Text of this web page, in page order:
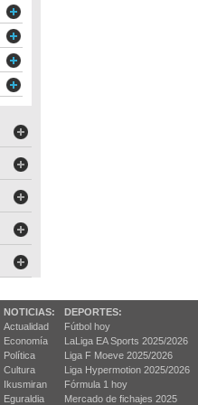
NOTICIAS:
Actualidad
Economía
Política
Cultura
Ikusmiran
Eguraldia
DEPORTES:
Fútbol hoy
LaLiga EA Sports 2025/2026
Liga F Moeve 2025/2026
Liga Hypermotion 2025/2026
Fórmula 1 hoy
Mercado de fichajes 2025